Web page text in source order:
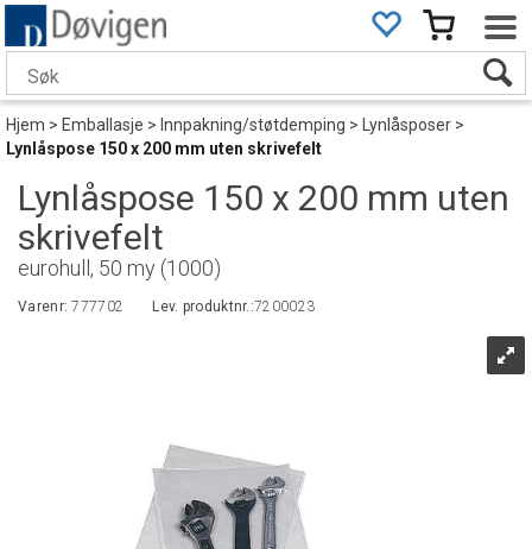
Hjem>Emballasje> Innpakning/støtdemping> Lynlåsposer>
Lynlåspose 150 x 200 mm uten skrivefelt
Lynlåspose 150 x 200 mm uten
skrivefelt
eurohull, 50 my (1000)
Varenr:777702 Lev. produktnr.:7200023